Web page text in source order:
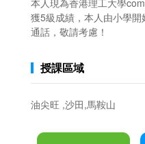
本人現為香港理工大學
獲5級成績，本人由小學
通話，敬請考慮！
授課區域
油尖旺 ,沙田,馬鞍山